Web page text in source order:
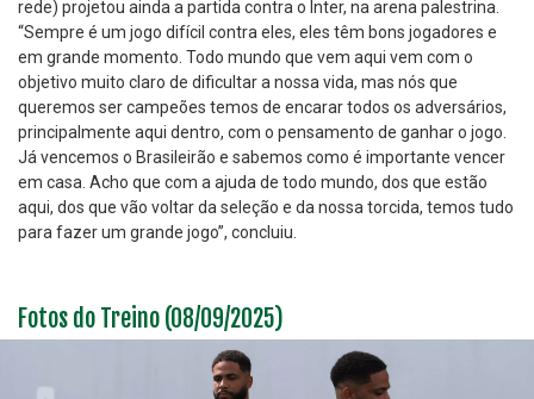
rede) projetou ainda a partida contra o Inter, na arena palestrina.
“Sempre é um jogo difícil contra eles, eles têm bons jogadores e
em grande momento. Todo mundo que vem aqui vem com o
objetivo muito claro de dificultar a nossa vida, mas nós que
queremos ser campeões temos de encarar todos os adversários,
principalmente aqui dentro, com o pensamento de ganhar o jogo.
Já vencemos o Brasileirão e sabemos como é importante vencer
em casa. Acho que com a ajuda de todo mundo, dos que estão
aqui, dos que vão voltar da seleção e da nossa torcida, temos tudo
para fazer um grande jogo”, concluiu.
Fotos do Treino (08/09/2025)